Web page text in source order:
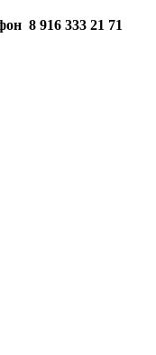
8 916 333 21 71